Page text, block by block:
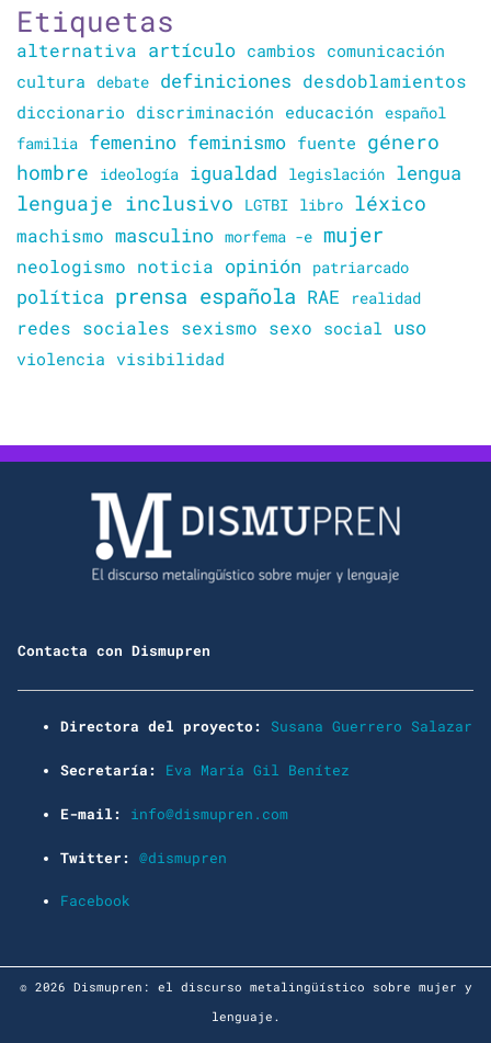
Etiquetas
alternativa artículo cambios comunicación
cultura debate definiciones desdoblamientos
diccionario discriminación educación
español
familia femenino feminismo fuente
género
hombre
ideología igualdad legislación lengua
lenguaje inclusivo LGTBI libro léxico
machismo masculino morfema -e mujer
neologismo noticia opinión patriarcado
política prensa española RAE realidad
redes sociales sexismo sexo social uso
violencia visibilidad
Contacta con Dismupren
Directora del proyecto: Susana Guerrero Salazar
Secretaría: Eva María Gil Benítez
E-mail: info@dismupren.com
Twitter: @dismupren
Facebook
© 2026 Dismupren: el discurso metalingüístico sobre mujer y
lenguaje.